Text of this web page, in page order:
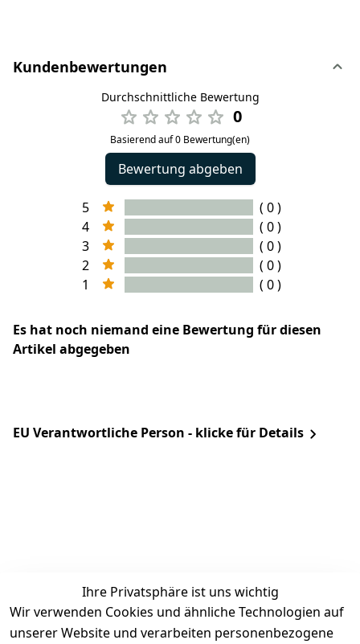
Kundenbewertungen
Durchschnittliche Bewertung
0
Basierend auf 0 Bewertung(en)
Bewertung abgeben
5
( 0 )
4
( 0 )
3
( 0 )
2
( 0 )
1
( 0 )
Es hat noch niemand eine Bewertung für diesen
Artikel abgegeben
EU Verantwortliche Person - klicke für Details
Ihre Privatsphäre ist uns wichtig
Wir verwenden Cookies und ähnliche Technologien auf
unserer Website und verarbeiten personenbezogene
Rechtliches
AGB
Services
Kontakt
Zahlung &
Versand